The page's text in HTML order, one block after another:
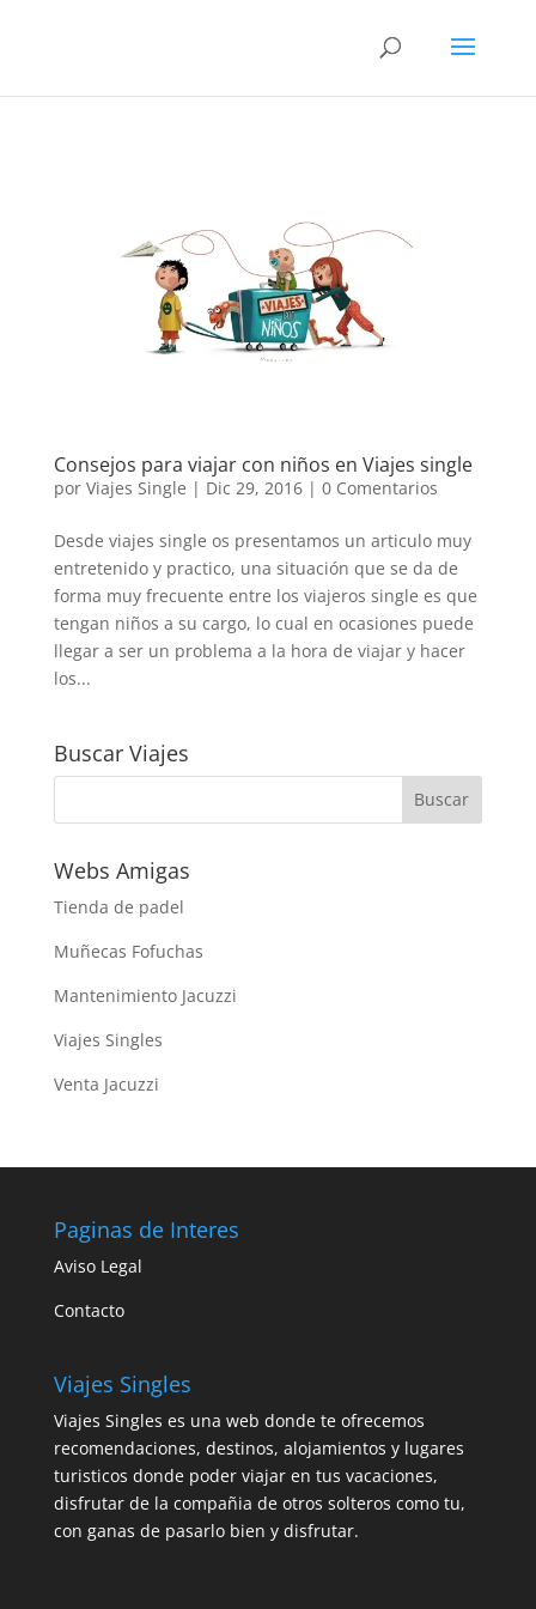
Consejos para viajar con niños en Viajes single
por Viajes Single | Dic 29, 2016| 0 Comentarios
Desde viajes single os presentamos un articulo muy
entretenido y practico, una situación que se da de
forma muy frecuente entre los viajeros single es que
tengan niños a su cargo, lo cual en ocasiones puede
llegar a ser un problema a la hora de viajar y hacer
los...
Buscar Viajes
Webs Amigas
Tienda de padel
Muñecas Fofuchas
Mantenimiento Jacuzzi
Viajes Singles
Venta Jacuzzi
Paginas de Interes
Aviso Legal
Contacto
Viajes Singles
Viajes Singles es una web donde te ofrecemos
recomendaciones, destinos, alojamientos y lugares
turisticos donde poder viajar en tus vacaciones,
disfrutar de la compañia de otros solteros como tu,
con ganas de pasarlo bien y disfrutar.